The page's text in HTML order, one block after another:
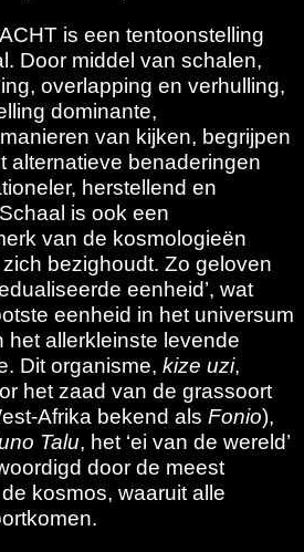
is een tentoonstelling
Door middel van schalen,
overlapping en verhulling,
dominante,
van kijken, begrijpen
alternatieve benaderingen
herstellend en
is ook een
van de kosmologieën
bezighoudt. Zo geloven
eenheid’, wat
eenheid in het universum
het allerkleinste levende
Dit organisme, kize uzi,
het zaad van de grassoort
Afrika bekend als Fonio),
Talu, het ‘ei van de wereld’
door de meest
kosmos, waaruit alle